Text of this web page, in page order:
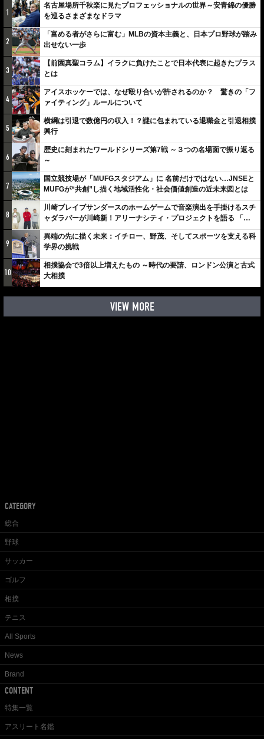
1
名古屋場所千秋楽に見たプロフェッショナルの世界～安青錦の優勝
を巡るさまざまなドラマ
2
「富める者がさらに富む」MLBの資本主義と、日本プロ野球が踏み
出せない一歩
3
【前園真聖コラム】イラクに負けたことで日本代表に起きたプラス
とは
4
アイスホッケーでは、なぜ殴り合いが許されるのか？ 驚きの「フ
ァイティング」ルールについて
5
横綱は引退で数億円の収入！？謎に包まれている退職金と引退相撲
興行
6
歴史に刻まれたワールドシリーズ第7戦 ～３つの名場面で振り返る
～
7
国立競技場が「MUFGスタジアム」に 名前だけではない…JNSEと
MUFGが“共創”し描く地域活性化・社会価値創造の近未来図とは
8
川崎ブレイブサンダースのホームゲームで音楽演出を手掛けるスチ
ャダラパーが川崎新！アリーナシティ・プロジェクトを語る 「楽
しみでしかないでしょ。川崎は、ずっと成長曲線だから」
9
異端の先に描く未来：イチロー、野茂、そしてスポーツを支える科
学界の挑戦
10
相撲協会で3倍以上増えたもの ～時代の要請、ロンドン公演と古式
大相撲
VIEW MORE
CATEGORY
総合
野球
サッカー
ゴルフ
相撲
テニス
All Sports
News
Brand
CONTENT
特集一覧
アスリート名鑑